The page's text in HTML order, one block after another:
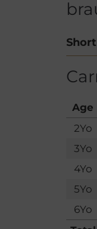
Age
2Yo
3Yo
4Yo
5Yo
6Yo